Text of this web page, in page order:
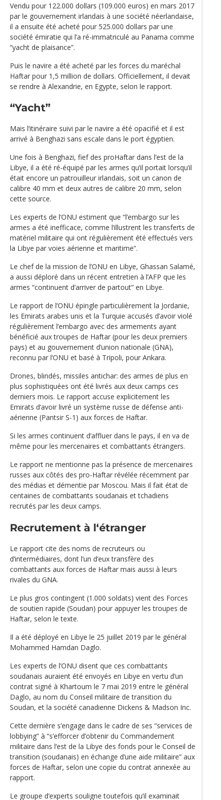
Vendu pour 122.000 dollars (109.000 euros) en mars 2017
par le gouvernement irlandais à une société néerlandaise,
il a ensuite été acheté pour 525.000 dollars par une
société émiratie qui l’a ré-immatriculé au Panama comme
“yacht de plaisance”.
Puis le navire a été acheté par les forces du maréchal
Haftar pour 1,5 million de dollars. Officiellement, il devait
se rendre à Alexandrie, en Egypte, selon le rapport.
“Yacht”
Mais l’itinéraire suivi par le navire a été opacifié et il est
arrivé à Benghazi sans escale dans le port égyptien.
Une fois à Benghazi, fief des proHaftar dans l’est de la
Libye, il a été ré-équipé par les armes qu’il portait lorsqu’il
était encore un patrouilleur irlandais, soit un canon de
calibre 40 mm et deux autres de calibre 20 mm, selon
cette source.
Les experts de l’ONU estiment que “l’embargo sur les
armes a été inefficace, comme l’illustrent les transferts de
matériel militaire qui ont régulièrement été effectués vers
la Libye par voies aérienne et maritime”.
Le chef de la mission de l’ONU en Libye, Ghassan Salamé,
a aussi déploré dans un récent entretien à l’AFP que les
armes “continuent d’arriver de partout” en Libye.
Le rapport de l’ONU épingle particulièrement la Jordanie,
les Emirats arabes unis et la Turquie accusés d’avoir violé
régulièrement l’embargo avec des armements ayant
bénéficié aux troupes de Haftar (pour les deux premiers
pays) et au gouvernement d’union nationale (GNA),
reconnu par l’ONU et basé à Tripoli, pour Ankara.
Drones, blindés, missiles antichar: des armes de plus en
plus sophistiquées ont été livrés aux deux camps ces
derniers mois. Le rapport accuse explicitement les
Emirats d’avoir livré un système russe de défense anti-
aérienne (Pantsir S-1) aux forces de Haftar.
Si les armes continuent d’affluer dans le pays, il en va de
même pour les mercenaires et combattants étrangers.
Le rapport ne mentionne pas la présence de mercenaires
russes aux côtés des pro-Haftar révélée récemment par
des médias et démentie par Moscou. Mais il fait état de
centaines de combattants soudanais et tchadiens
recrutés par les deux camps.
Recrutement à l‘étranger
Le rapport cite des noms de recruteurs ou
d’intermédiaires, dont l’un d’eux transfère des
combattants aux forces de Haftar mais aussi à leurs
rivales du GNA.
Le plus gros contingent (1.000 soldats) vient des Forces
de soutien rapide (Soudan) pour appuyer les troupes de
Haftar, selon le texte.
Il a été déployé en Libye le 25 juillet 2019 par le général
Mohammed Hamdan Daglo.
Les experts de l’ONU disent que ces combattants
soudanais auraient été envoyés en Libye en vertu d’un
contrat signé à Khartoum le 7 mai 2019 entre le général
Daglo, au nom du Conseil militaire de transition du
Soudan, et la société canadienne Dickens & Madson Inc.
Cette dernière s’engage dans le cadre de ses “services de
lobbying” à “s’efforcer d’obtenir du Commandement
militaire dans l’est de la Libye des fonds pour le Conseil de
transition (soudanais) en échange d’une aide militaire” aux
forces de Haftar, selon une copie du contrat annexée au
rapport.
Le groupe d’experts souligne toutefois qu’il examinait